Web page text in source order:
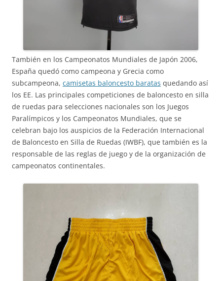
También en los Campeonatos Mundiales de Japón 2006,
España quedó como campeona y Grecia como
subcampeona, camisetas baloncesto baratas quedando así
los EE. Las principales competiciones de baloncesto en silla
de ruedas para selecciones nacionales son los Juegos
Paralímpicos y los Campeonatos Mundiales, que se
celebran bajo los auspicios de la Federación Internacional
de Baloncesto en Silla de Ruedas (IWBF), que también es la
responsable de las reglas de juego y de la organización de
campeonatos continentales.